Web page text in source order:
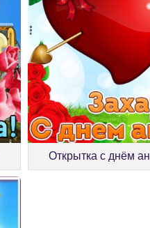
Открытка с днём